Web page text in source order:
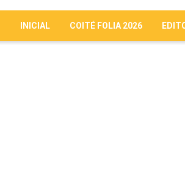
INICIAL COITÉ FOLIA 2026